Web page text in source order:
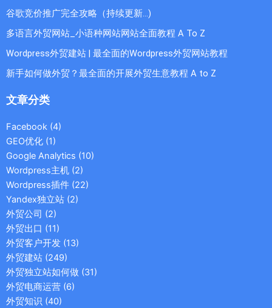
谷歌竞价推广完全攻略（持续更新…)
多语言外贸网站_小语种网站网站全面教程 A To Z
Wordpress外贸建站 | 最全面的Wordpress外贸网站教程
新手如何做外贸？最全面的开展外贸生意教程 A to Z
文章分类
Facebook (4)
GEO优化 (1)
Google Analytics (10)
Wordpress主机 (2)
Wordpress插件 (22)
Yandex独立站 (2)
外贸公司 (2)
外贸出口 (11)
外贸客户开发 (13)
外贸建站 (249)
外贸独立站如何做 (31)
外贸电商运营 (6)
外贸知识 (40)